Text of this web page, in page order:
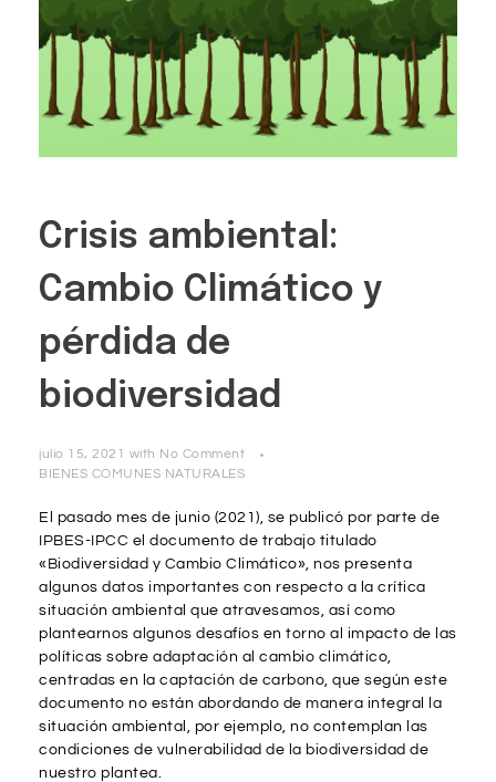
Crisis ambiental:
Cambio Climático y
pérdida de
biodiversidad
julio 15, 2021 with No Comment
BIENES COMUNES NATURALES
El pasado mes de junio (2021), se publicó por parte de
IPBES-IPCC el documento de trabajo titulado
«Biodiversidad y Cambio Climático», nos presenta
algunos datos importantes con respecto a la crítica
situación ambiental que atravesamos, así como
plantearnos algunos desafíos en torno al impacto de las
políticas sobre adaptación al cambio climático,
centradas en la captación de carbono, que según este
documento no están abordando de manera integral la
situación ambiental, por ejemplo, no contemplan las
condiciones de vulnerabilidad de la biodiversidad de
nuestro plantea.